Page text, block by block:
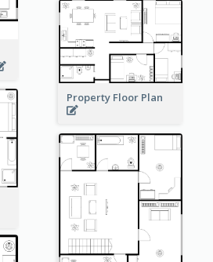
Property Floor Plan